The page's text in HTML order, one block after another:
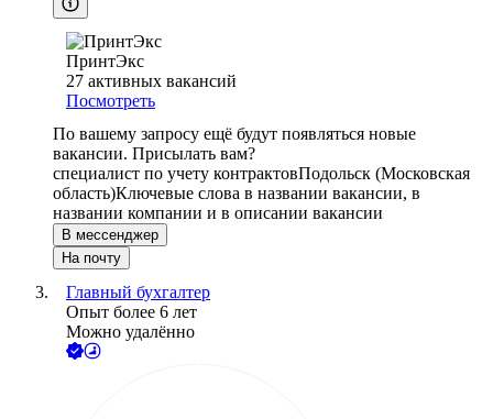
ПринтЭкс
27 активных вакансий
Посмотреть
По вашему запросу ещё будут появляться новые
вакансии. Присылать вам?
специалист по учету контрактовПодольск (Московская
область)Ключевые слова в названии вакансии, в
названии компании и в описании вакансии
В мессенджер
На почту
Главный бухгалтер
Опыт более 6 лет
Можно удалённо